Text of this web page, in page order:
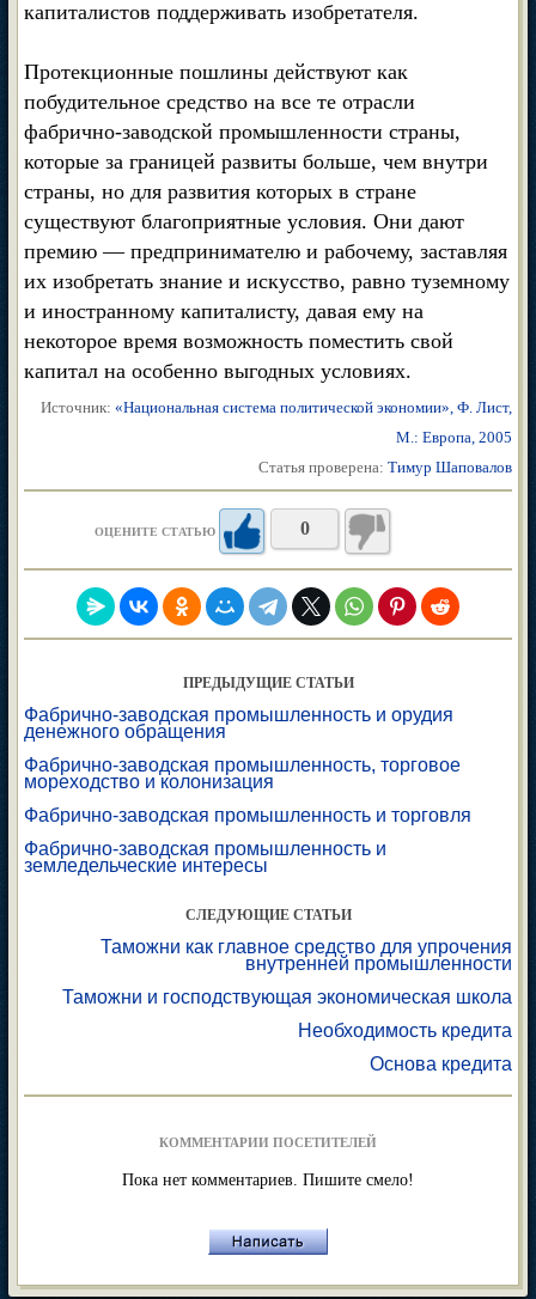
капиталистов поддерживать изобретателя.
Протекционные пошлины действуют как
побудительное средство на все те отрасли
фабрично-заводской промышленности страны,
которые за границей развиты больше, чем внутри
страны, но для развития которых в стране
существуют благоприятные условия. Они дают
премию — предпринимателю и рабочему, заставляя
их изобретать знание и искусство, равно туземному
и иностранному капиталисту, давая ему на
некоторое время возможность поместить свой
капитал на особенно выгодных условиях.
Источник: «Национальная система политической экономии», Ф. Лист,
М.: Европа, 2005
Статья проверена: Тимур Шаповалов
ОЦЕНИТЕ СТАТЬЮ 0
ПРЕДЫДУЩИЕ СТАТЬИ
Фабрично-заводская промышленность и орудия
денежного обращения
Фабрично-заводская промышленность, торговое
мореходство и колонизация
Фабрично-заводская промышленность и торговля
Фабрично-заводская промышленность и
земледельческие интересы
СЛЕДУЮЩИЕ СТАТЬИ
Таможни как главное средство для упрочения
внутренней промышленности
Таможни и господствующая экономическая школа
Необходимость кредита
Основа кредита
КОММЕНТАРИИ ПОСЕТИТЕЛЕЙ
Пока нет комментариев. Пишите смело!